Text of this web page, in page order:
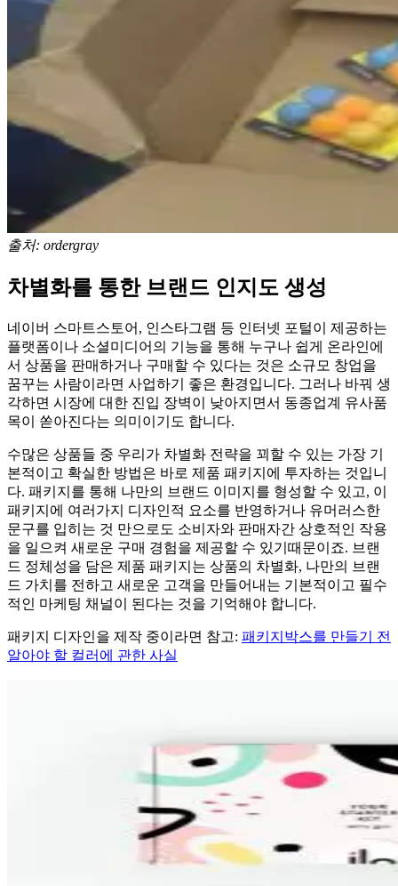
출처: ordergray
차별화를 통한 브랜드 인지도 생성
네이버 스마트스토어, 인스타그램 등 인터넷 포털이 제공하는
플랫폼이나 소셜미디어의 기능을 통해 누구나 쉽게 온라인에
서 상품을 판매하거나 구매할 수 있다는 것은 소규모 창업을
꿈꾸는 사람이라면 사업하기 좋은 환경입니다. 그러나 바꿔 생
각하면 시장에 대한 진입 장벽이 낮아지면서 동종업계 유사품
목이 쏟아진다는 의미이기도 합니다.
수많은 상품들 중 우리가 차별화 전략을 꾀할 수 있는 가장 기
본적이고 확실한 방법은 바로 제품 패키지에 투자하는 것입니
다. 패키지를 통해 나만의 브랜드 이미지를 형성할 수 있고, 이
패키지에 여러가지 디자인적 요소를 반영하거나 유머러스한
문구를 입히는 것 만으로도 소비자와 판매자간 상호적인 작용
을 일으켜 새로운 구매 경험을 제공할 수 있기때문이죠. 브랜
드 정체성을 담은 제품 패키지는 상품의 차별화, 나만의 브랜
드 가치를 전하고 새로운 고객을 만들어내는 기본적이고 필수
적인 마케팅 채널이 된다는 것을 기억해야 합니다.
패키지 디자인을 제작 중이라면 참고: 패키지박스를 만들기 전
알아야 할 컬러에 관한 사실